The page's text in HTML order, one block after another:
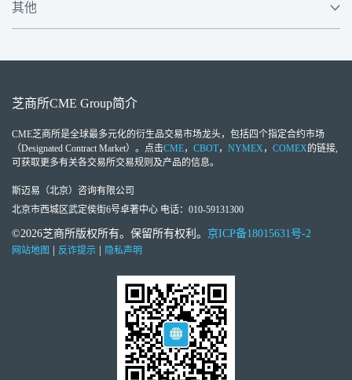
其他
芝商所CME Group简介
CME芝商所是全球最多元化的衍生品交易市场龙头，包括四个指定合约市场
（Designated Contract Market）。点击CME， CBOT， NYMEX， COMEX的链接,
可获取更多有关各交易所交易规则及产品的信息。
斯迈易（北京）咨询有限公司
北京市西城区武定侯街6号卓著中心 电话：010-59131300
©2026芝商所版权所有。保留所有权利。 京ICP备18015631号-2
网站地图 反诈提示 隐私声明